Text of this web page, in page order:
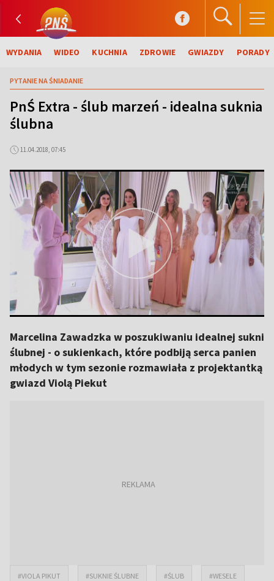
WYDANIA WIDEO KUCHNIA ZDROWIE GWIAZDY PORADY
PYTANIE NA ŚNIADANIE
PnŚ Extra - ślub marzeń - idealna suknia
ślubna
11.04.2018, 07:45
Marcelina Zawadzka w poszukiwaniu idealnej sukni
ślubnej - o sukienkach, które podbiją serca panien
młodych w tym sezonie rozmawiała z projektantką
gwiazd Violą Piekut
#VIOLA PIKUT #SUKNIE ŚLUBNE #ŚLUB #WESELE